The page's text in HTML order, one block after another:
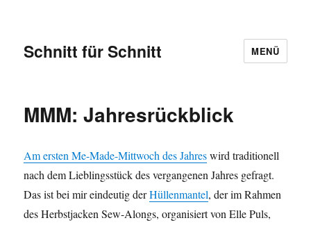
Schnitt für Schnitt MENÜ
MMM: Jahresrückblick
Am ersten Me-Made-Mittwoch des Jahreswird traditionell
nach dem Lieblingsstück des vergangenen Jahres gefragt.
Das ist bei mir eindeutig derHüllenmantel, der im Rahmen
des Herbstjacken Sew-Alongs, organisiert von Elle Puls,